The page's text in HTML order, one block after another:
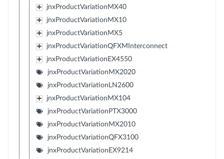
jnxProductVariationMX40
jnxProductVariationMX10
jnxProductVariationMX5
jnxProductVariationQFXMInterconnect
jnxProductVariationEX4550
jnxProductVariationMX2020
jnxProductVariationLN2600
jnxProductVariationMX104
jnxProductVariationPTX3000
jnxProductVariationMX2010
jnxProductVariationQFX3100
jnxProductVariationEX9214